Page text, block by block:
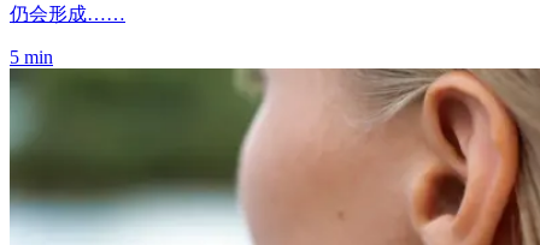
仍会形成……
5 min